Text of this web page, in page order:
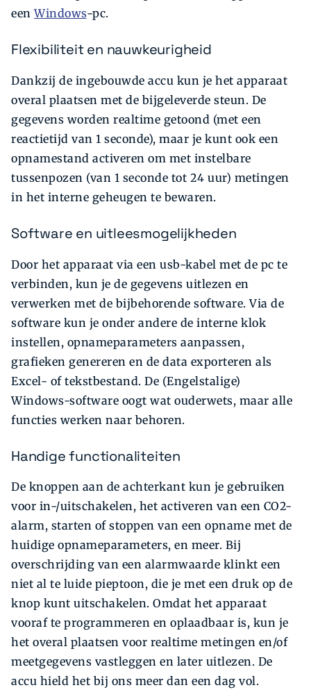
eenWindows-pc.
Flexibiliteit en nauwkeurigheid
Dankzij de ingebouwde accu kun je het apparaat
overal plaatsen met de bijgeleverde steun. De
gegevens worden realtime getoond (met een
reactietijd van 1 seconde), maar je kunt ook een
opnamestand activeren om met instelbare
tussenpozen (van 1 seconde tot 24 uur) metingen
in het interne geheugen te bewaren.
Software en uitleesmogelijkheden
Door het apparaat via een usb-kabel met de pc te
verbinden, kun je de gegevens uitlezen en
verwerken met de bijbehorende software. Via de
software kun je onder andere de interne klok
instellen, opnameparameters aanpassen,
grafieken genereren en de data exporteren als
Excel- of tekstbestand. De (Engelstalige)
Windows-software oogt wat ouderwets, maar alle
functies werken naar behoren.
Handige functionaliteiten
De knoppen aan de achterkant kun je gebruiken
voor in-/uitschakelen, het activeren van een CO2-
alarm, starten of stoppen van een opname met de
huidige opnameparameters, en meer. Bij
overschrijding van een alarmwaarde klinkt een
niet al te luide pieptoon, die je met een druk op de
knop kunt uitschakelen. Omdat het apparaat
vooraf te programmeren en oplaadbaar is, kun je
het overal plaatsen voor realtime metingen en/of
meetgegevens vastleggen en later uitlezen. De
accu hield het bij ons meer dan een dag vol.